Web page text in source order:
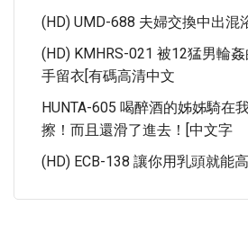
(HD) UMD-688 夫婦交換中出混
(HD) KMHRS-021 被12猛男輪
手留衣[有碼高清中文
HUNTA-605 喝醉酒的姊姊騎在
擦！而且還滑了進去！[中文字
(HD) ECB-138 讓你用乳頭就能